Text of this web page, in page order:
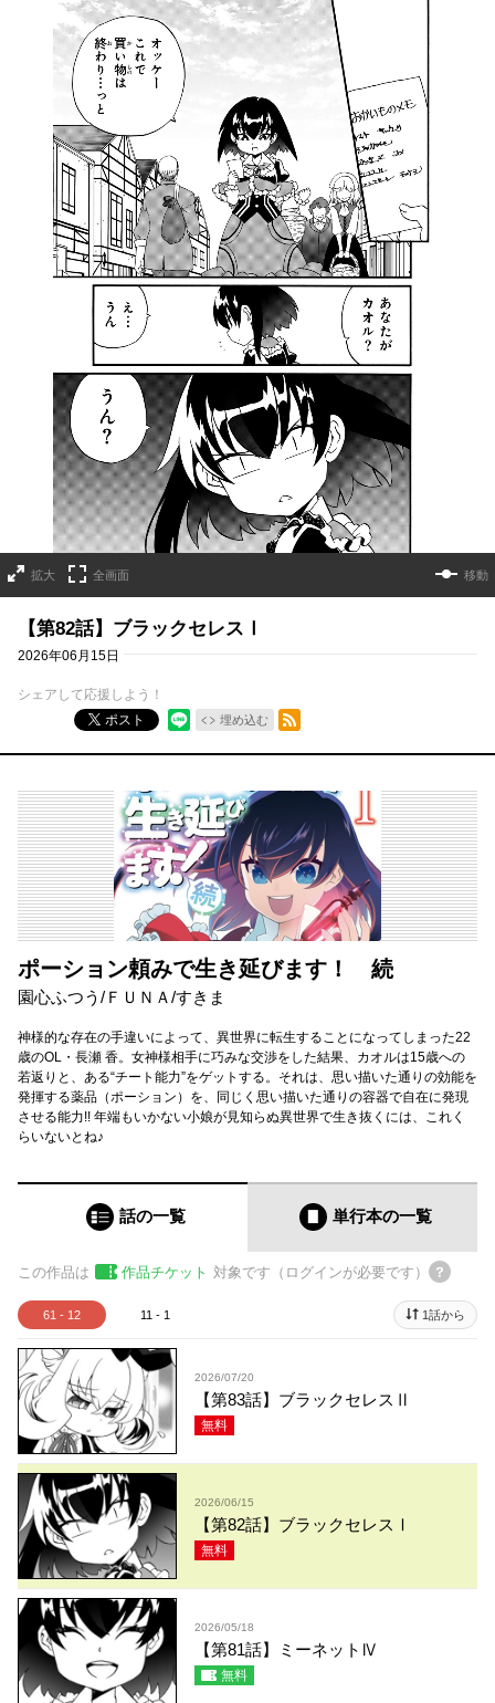
拡大 全画面 移動
【第82話】ブラックセレスⅠ
2026年06月15日
シェアして応援しよう！
ポスト
埋め込む
RSSフィード
ポーション頼みで生き延びます！ 続
園心ふつう / ＦＵＮＡ/すきま
神様的な存在の手違いによって、異世界に転生することになってしまった22
歳のOL・長瀬 香。女神様相手に巧みな交渉をした結果、カオルは15歳への
若返りと、ある“チート能力”をゲットする。それは、思い描いた通りの効能を
発揮する薬品（ポーション）を、同じく思い描いた通りの容器で自在に発現
させる能力!! 年端もいかない小娘が見知らぬ異世界で生き抜くには、これく
らいないとね♪
話の一覧 単行本の一覧
この作品は 作品チケット 対象です（ログインが必要です）
61 - 12 11 - 1 1話から
2026/07/20
【第83話】ブラックセレスⅡ
無料
2026/06/15
【第82話】ブラックセレスⅠ
無料
2026/05/18
【第81話】ミーネットⅣ
無料